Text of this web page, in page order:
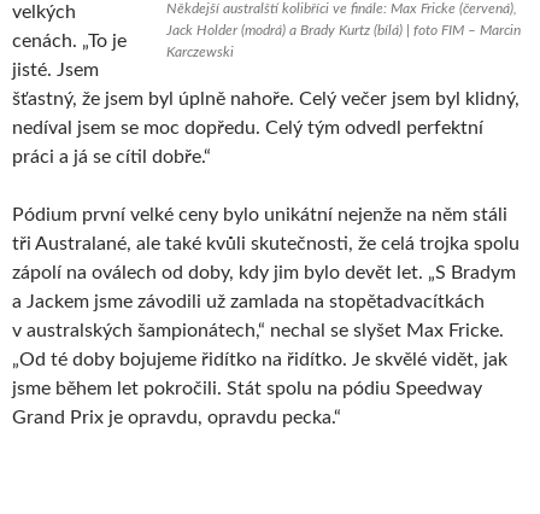
Někdejší australští kolibříci ve finále: Max Fricke (červená),
Jack Holder (modrá) a Brady Kurtz (bílá) | foto FIM – Marcin
Karczewski
velkých
cenách. „To je
jisté. Jsem
šťastný, že jsem byl úplně nahoře. Celý večer jsem byl klidný,
nedíval jsem se moc dopředu. Celý tým odvedl perfektní
práci a já se cítil dobře.“
Pódium první velké ceny bylo unikátní nejenže na něm stáli
tři Australané, ale také kvůli skutečnosti, že celá trojka spolu
zápolí na oválech od doby, kdy jim bylo devět let. „S Bradym
a Jackem jsme závodili už zamlada na stopětadvacítkách
v australských šampionátech,“ nechal se slyšet Max Fricke.
„Od té doby bojujeme řidítko na řidítko. Je skvělé vidět, jak
jsme během let pokročili. Stát spolu na pódiu Speedway
Grand Prix je opravdu, opravdu pecka.“